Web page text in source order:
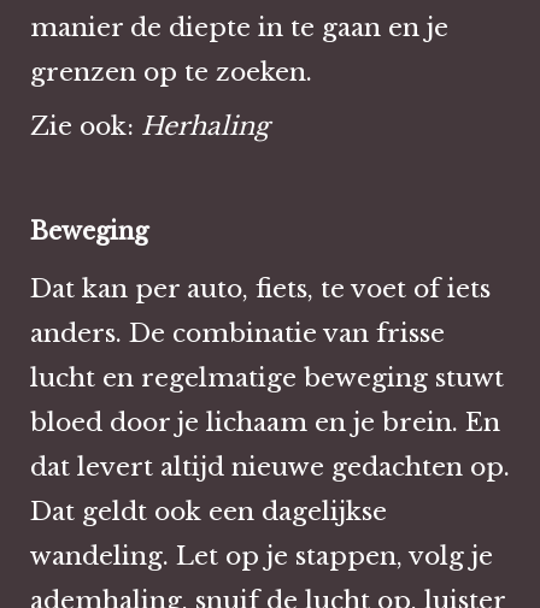
manier de diepte in te gaan en je
grenzen op te zoeken.
Zie ook: Herhaling
Beweging
Dat kan per auto, fiets, te voet of iets
anders. De combinatie van frisse
lucht en regelmatige beweging stuwt
bloed door je lichaam en je brein. En
dat levert altijd nieuwe gedachten op.
Dat geldt ook een dagelijkse
wandeling. Let op je stappen, volg je
ademhaling, snuif de lucht op, luister